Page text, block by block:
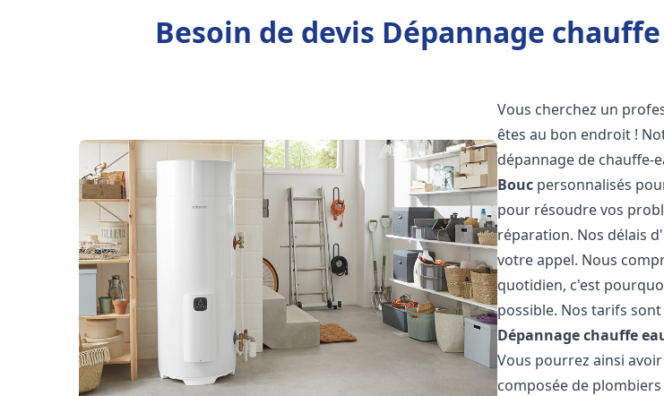
Besoin de devis Dépannage
Vous cherchez un
êtes au bon endroit !
dépannage de chauffe-
Bouc personnalisés
pour résoudre vos
réparation. Nos délais
votre appel. Nous
quotidien, c'est
possible. Nos tarifs
Dépannage chauffe
Vous pourrez ainsi
composée de